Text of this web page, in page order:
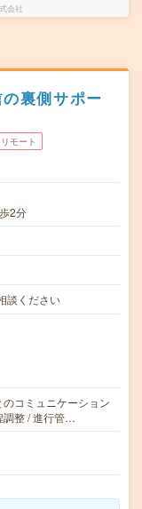
会社
裏側サポー
モート
2分
談ください
コミュニケーション
調整 / 進行管…